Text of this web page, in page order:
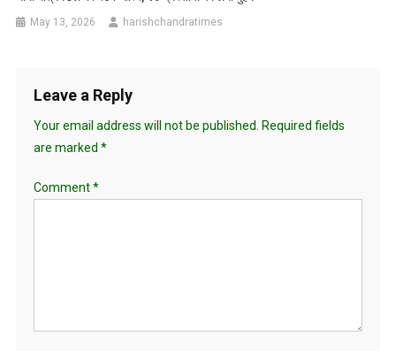
May 13, 2026 harishchandratimes
Leave a Reply
Your email address will not be published.
Required fields
are marked *
Comment*